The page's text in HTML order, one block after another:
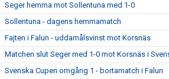
Seger hemma mot Sollentuna med 1-0
Sollentuna - dagens hemmamatch
Fajten i Falun - uddamålsvinst mot Korsnäs
Matchen slut Seger med 1-0 mot Korsnäs i
Svenska Cupen omgång 1 - bortamatch i Falun